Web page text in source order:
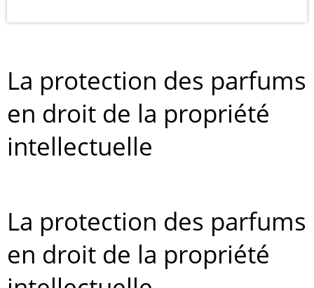
La protection des parfums
en droit de la propriété
intellectuelle
La protection des parfums
en droit de la propriété